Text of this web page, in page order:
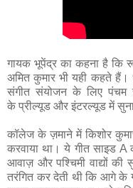
गायक भूपेंद्र का कहना है कि
अमित कुमार भी यही कहते
संगीत संयोजन के लिए
के प्रील्यूड और इंटरल्यूड में
कॉलेज के ज़माने में किशोर
करवाया था। ये गीत साइड A
आवाज़ और पश्चिमी वाद्यों की
तरंगित कर देती थी कि आगे के